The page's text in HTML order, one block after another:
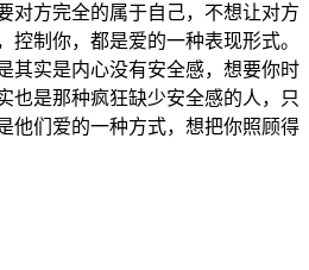
对方完全的属于自己，不想让对方
制你，都是爱的一种表现形式。
其实是内心没有安全感，想要你时
也是那种疯狂缺少安全感的人，只
他们爱的一种方式，想把你照顾得